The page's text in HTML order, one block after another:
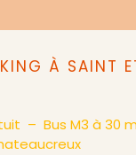
À SAINT
– Bus M3 à 30